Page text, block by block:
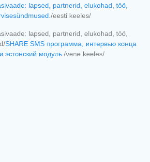
lapsed, partnerid, elukohad, töö,
/eesti keeles/
lapsed, partnerid, elukohad, töö,
SHARE SMS программа, интервью конца
эстонский модуль /vene keeles/